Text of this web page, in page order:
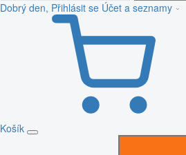
Dobrý den, Přihlásit se Účet a seznamy
Košík